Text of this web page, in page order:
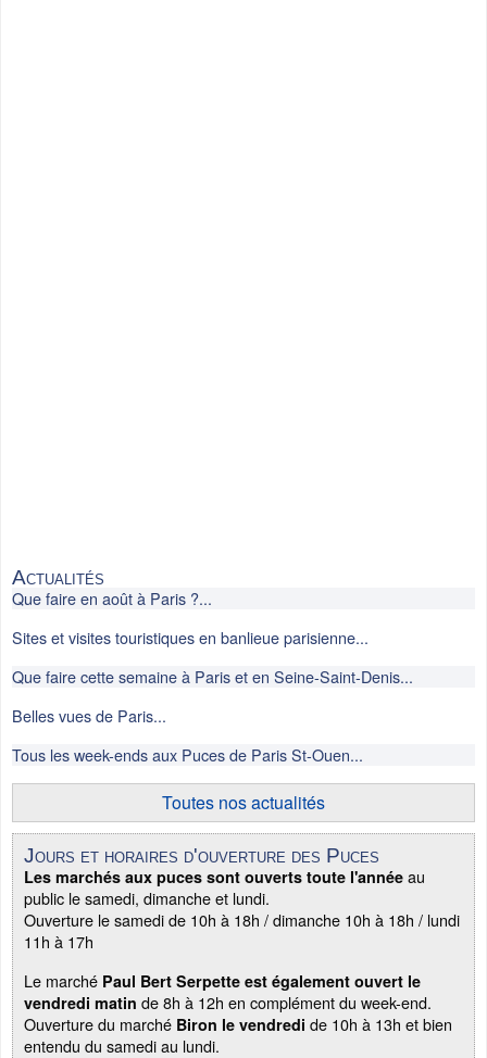
Actualités
Que faire en août à Paris ?...
Sites et visites touristiques en banlieue parisienne...
Que faire cette semaine à Paris et en Seine-Saint-Denis...
Belles vues de Paris...
Tous les week-ends aux Puces de Paris St-Ouen...
Toutes nos actualités
Jours et horaires d'ouverture des Puces
Les marchés aux puces sont ouverts toute l'année au
public le samedi, dimanche et lundi.
Ouverture le samedi de 10h à 18h / dimanche 10h à 18h / lundi
11h à 17h
Le marché Paul Bert Serpette est également ouvert le
vendredi matin de 8h à 12h en complément du week-end.
Ouverture du marché Biron le vendredi de 10h à 13h et bien
entendu du samedi au lundi.